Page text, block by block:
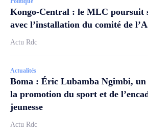
Kongo-Central : le MLC poursuit
avec l’installation du comité de
Actu Rdc
Actualités
Boma : Éric Lubamba Ngimbi,
la promotion du sport et de
jeunesse
Actu Rdc